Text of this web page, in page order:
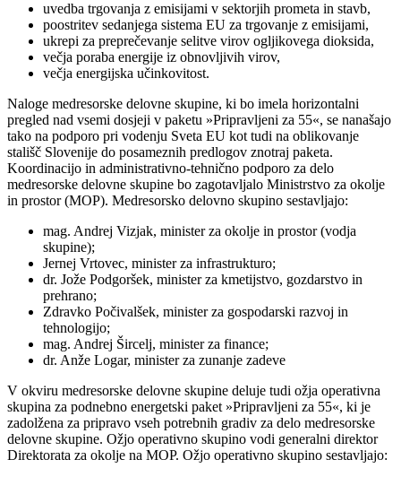
uvedba trgovanja z emisijami v sektorjih prometa in stavb,
poostritev sedanjega sistema EU za trgovanje z emisijami,
ukrepi za preprečevanje selitve virov ogljikovega dioksida,
večja poraba energije iz obnovljivih virov,
večja energijska učinkovitost.
Naloge medresorske delovne skupine, ki bo imela horizontalni
pregled nad vsemi dosjeji v paketu »Pripravljeni za 55«, se nanašajo
tako na podporo pri vodenju Sveta EU kot tudi na oblikovanje
stališč Slovenije do posameznih predlogov znotraj paketa.
Koordinacijo in administrativno-tehnično podporo za delo
medresorske delovne skupine bo zagotavljalo Ministrstvo za okolje
in prostor (MOP). Medresorsko delovno skupino sestavljajo:
mag. Andrej Vizjak, minister za okolje in prostor (vodja
skupine);
Jernej Vrtovec, minister za infrastrukturo;
dr. Jože Podgoršek, minister za kmetijstvo, gozdarstvo in
prehrano;
Zdravko Počivalšek, minister za gospodarski razvoj in
tehnologijo;
mag. Andrej Šircelj, minister za finance;
dr. Anže Logar, minister za zunanje zadeve
V okviru medresorske delovne skupine deluje tudi ožja operativna
skupina za podnebno energetski paket »Pripravljeni za 55«, ki je
zadolžena za pripravo vseh potrebnih gradiv za delo medresorske
delovne skupine. Ožjo operativno skupino vodi generalni direktor
Direktorata za okolje na MOP. Ožjo operativno skupino sestavljajo: